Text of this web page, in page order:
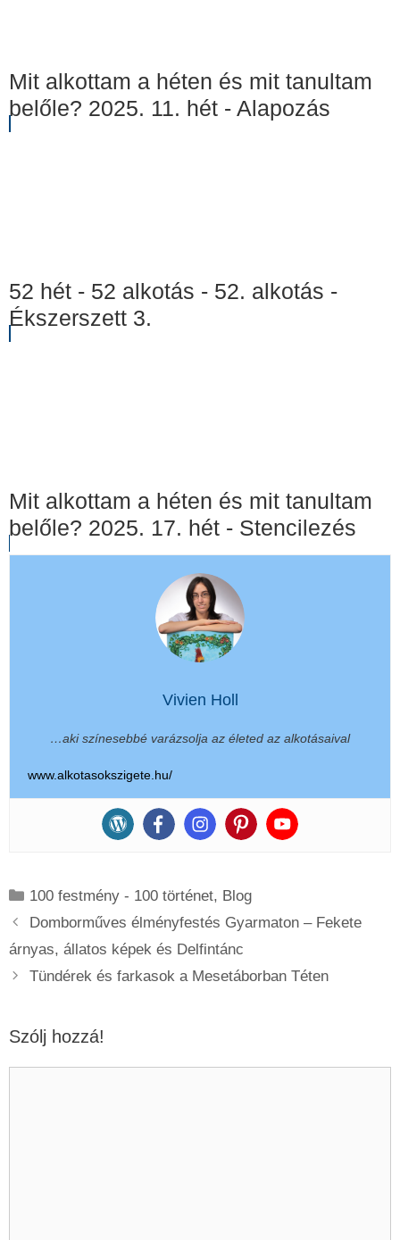
Mit alkottam a héten és mit tanultam
belőle? 2025. 11. hét - Alapozás
52 hét - 52 alkotás - 52. alkotás -
Ékszerszett 3.
Mit alkottam a héten és mit tanultam
belőle? 2025. 17. hét - Stencilezés
Vivien Holl
…aki színesebbé varázsolja az életed az alkotásaival
www.alkotasokszigete.hu/
Kategória
100 festmény - 100 történet, Blog
Domborműves élményfestés Gyarmaton – Fekete
árnyas, állatos képek és Delfintánc
Tündérek és farkasok a Mesetáborban Téten
Szólj hozzá!